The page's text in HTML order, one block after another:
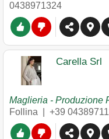
0438971324
Carella Srl
Maglieria - Produzione
Follina
+39